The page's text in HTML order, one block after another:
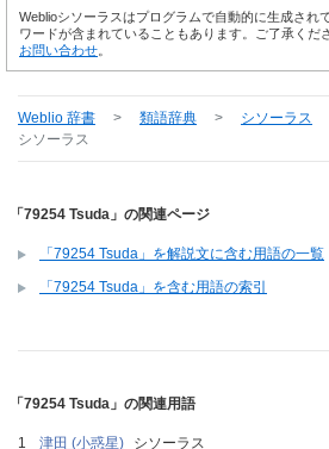
Weblioシソーラスはプログラムで自動的に生成され
ワードが含まれていることもあります。ご了承くだ
お問い合わせ
Weblio 辞書 > 類語辞典 > シソーラス
シソーラス
「79254 Tsuda」の関連ページ
「79254 Tsuda」を解説文に含む用語の一覧
「79254 Tsuda」を含む用語の索引
「79254 Tsuda」の関連用語
津田 (小惑星) シソーラス